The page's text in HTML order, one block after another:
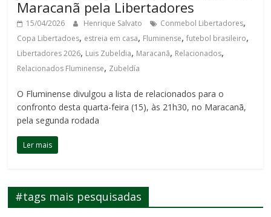
Maracanã pela Libertadores
15/04/2026 Henrique Salvato Conmebol Libertadores,
Copa Libertadoes, estreia em casa, Fluminense,futebol brasileiro,
Libertadores 2026, Luis Zubeldia, Maracanã, Relacionados,
Relacionados Fluminense, Zubeldía
O Fluminense divulgou a lista de relacionados para o
confronto desta quarta-feira (15), às 21h30, no Maracanã,
pela segunda rodada
Ler mais
#tags mais pesquisadas